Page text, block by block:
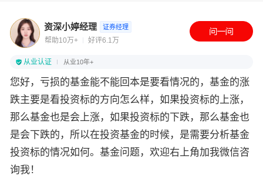
资深小婷经理 证券经理
帮助10万+ 好评6.1万
从业认证 从业10年+
您好，亏损的基金能不能回本是要看情况的，基金的涨
跌主要是看投资标的方向怎么样，如果投资标的上涨，
那么基金也是会上涨，如果投资标的下跌，那么基金也
是会下跌的，所以在投资基金的时候，是需要分析基金
投资标的情况如何。基金问题，欢迎右上角加我微信咨
询我！